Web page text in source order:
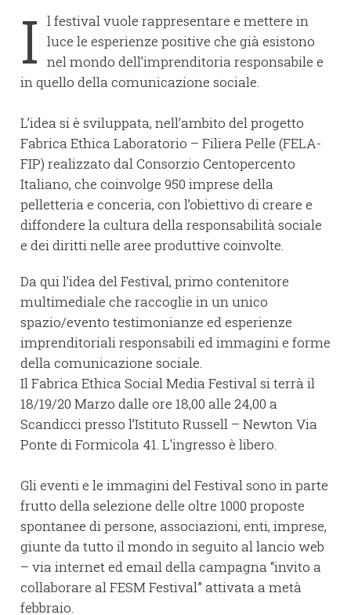
I l festival vuole rappresentare e mettere in
luce le esperienze positive che già esistono
nel mondo dell’imprenditoria responsabile e
in quello della comunicazione sociale.
L’idea si è sviluppata, nell’ambito del progetto
Fabrica Ethica Laboratorio – Filiera Pelle (FELA-
FIP) realizzato dal Consorzio Centopercento
Italiano, che coinvolge 950 imprese della
pelletteria e conceria, con l’obiettivo di creare e
diffondere la cultura della responsabilità sociale
e dei diritti nelle aree produttive coinvolte.
Da qui l’idea del Festival, primo contenitore
multimediale che raccoglie in un unico
spazio/evento testimonianze ed esperienze
imprenditoriali responsabili ed immagini e forme
della comunicazione sociale.
Il Fabrica Ethica Social Media Festival si terrà il
18/19/20 Marzo dalle ore 18,00 alle 24,00 a
Scandicci presso l’Istituto Russell – Newton Via
Ponte di Formicola 41. L'ingresso è libero.
Gli eventi e le immagini del Festival sono in parte
frutto della selezione delle oltre 1000 proposte
spontanee di persone, associazioni, enti, imprese,
giunte da tutto il mondo in seguito al lancio web
– via internet ed email della campagna “invito a
collaborare al FESM Festival” attivata a metà
febbraio.